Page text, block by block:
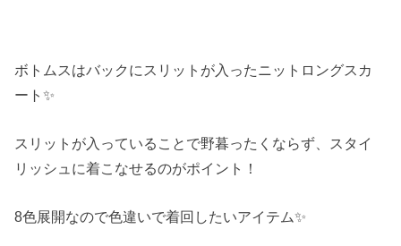
ボトムスはバックにスリットが入ったニットロングスカ
ート✨
スリットが入っていることで野暮ったくならず、スタイ
リッシュに着こなせるのがポイント！
8色展開なので色違いで着回したいアイテム✨